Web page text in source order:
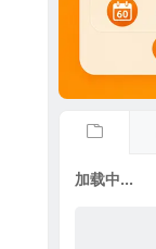
加载中...